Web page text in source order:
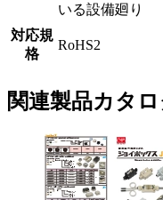
いる設備廻り
対応規
格
RoHS2
関連製品カタ